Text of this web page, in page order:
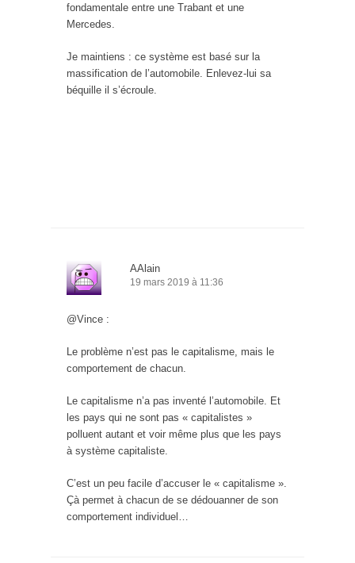
fondamentale entre une Trabant et une
Mercedes.
Je maintiens : ce système est basé sur la
massification de l’automobile. Enlevez-lui sa
béquille il s’écroule.
AAlain
19 mars 2019 à 11:36
@Vince :
Le problème n’est pas le capitalisme, mais le
comportement de chacun.
Le capitalisme n’a pas inventé l’automobile. Et
les pays qui ne sont pas « capitalistes »
polluent autant et voir même plus que les pays
à système capitaliste.
C’est un peu facile d’accuser le « capitalisme ».
Çà permet à chacun de se dédouanner de son
comportement individuel…